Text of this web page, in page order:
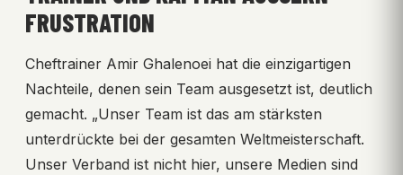
RUSTRATION
Cheftrainer Amir Ghalenoei hat die einzigartigen
Nachteile, denen sein Team ausgesetzt ist, deutlich
gemacht. „Unser Team ist das am stärksten
unterdrückte bei der gesamten Weltmeisterschaft.
Unser Verband ist nicht hier, unsere Medien sind